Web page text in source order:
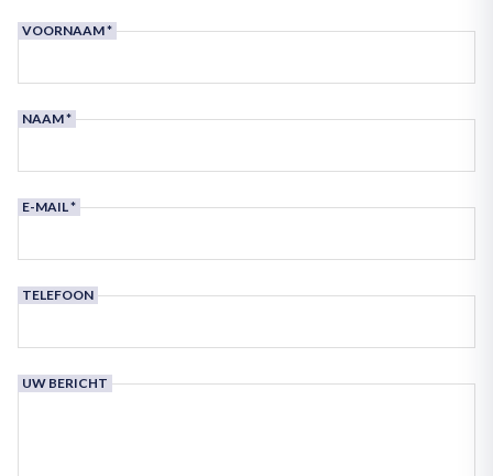
VOORNAAM
NAAM
E-MAIL
TELEFOON
UW BERICHT